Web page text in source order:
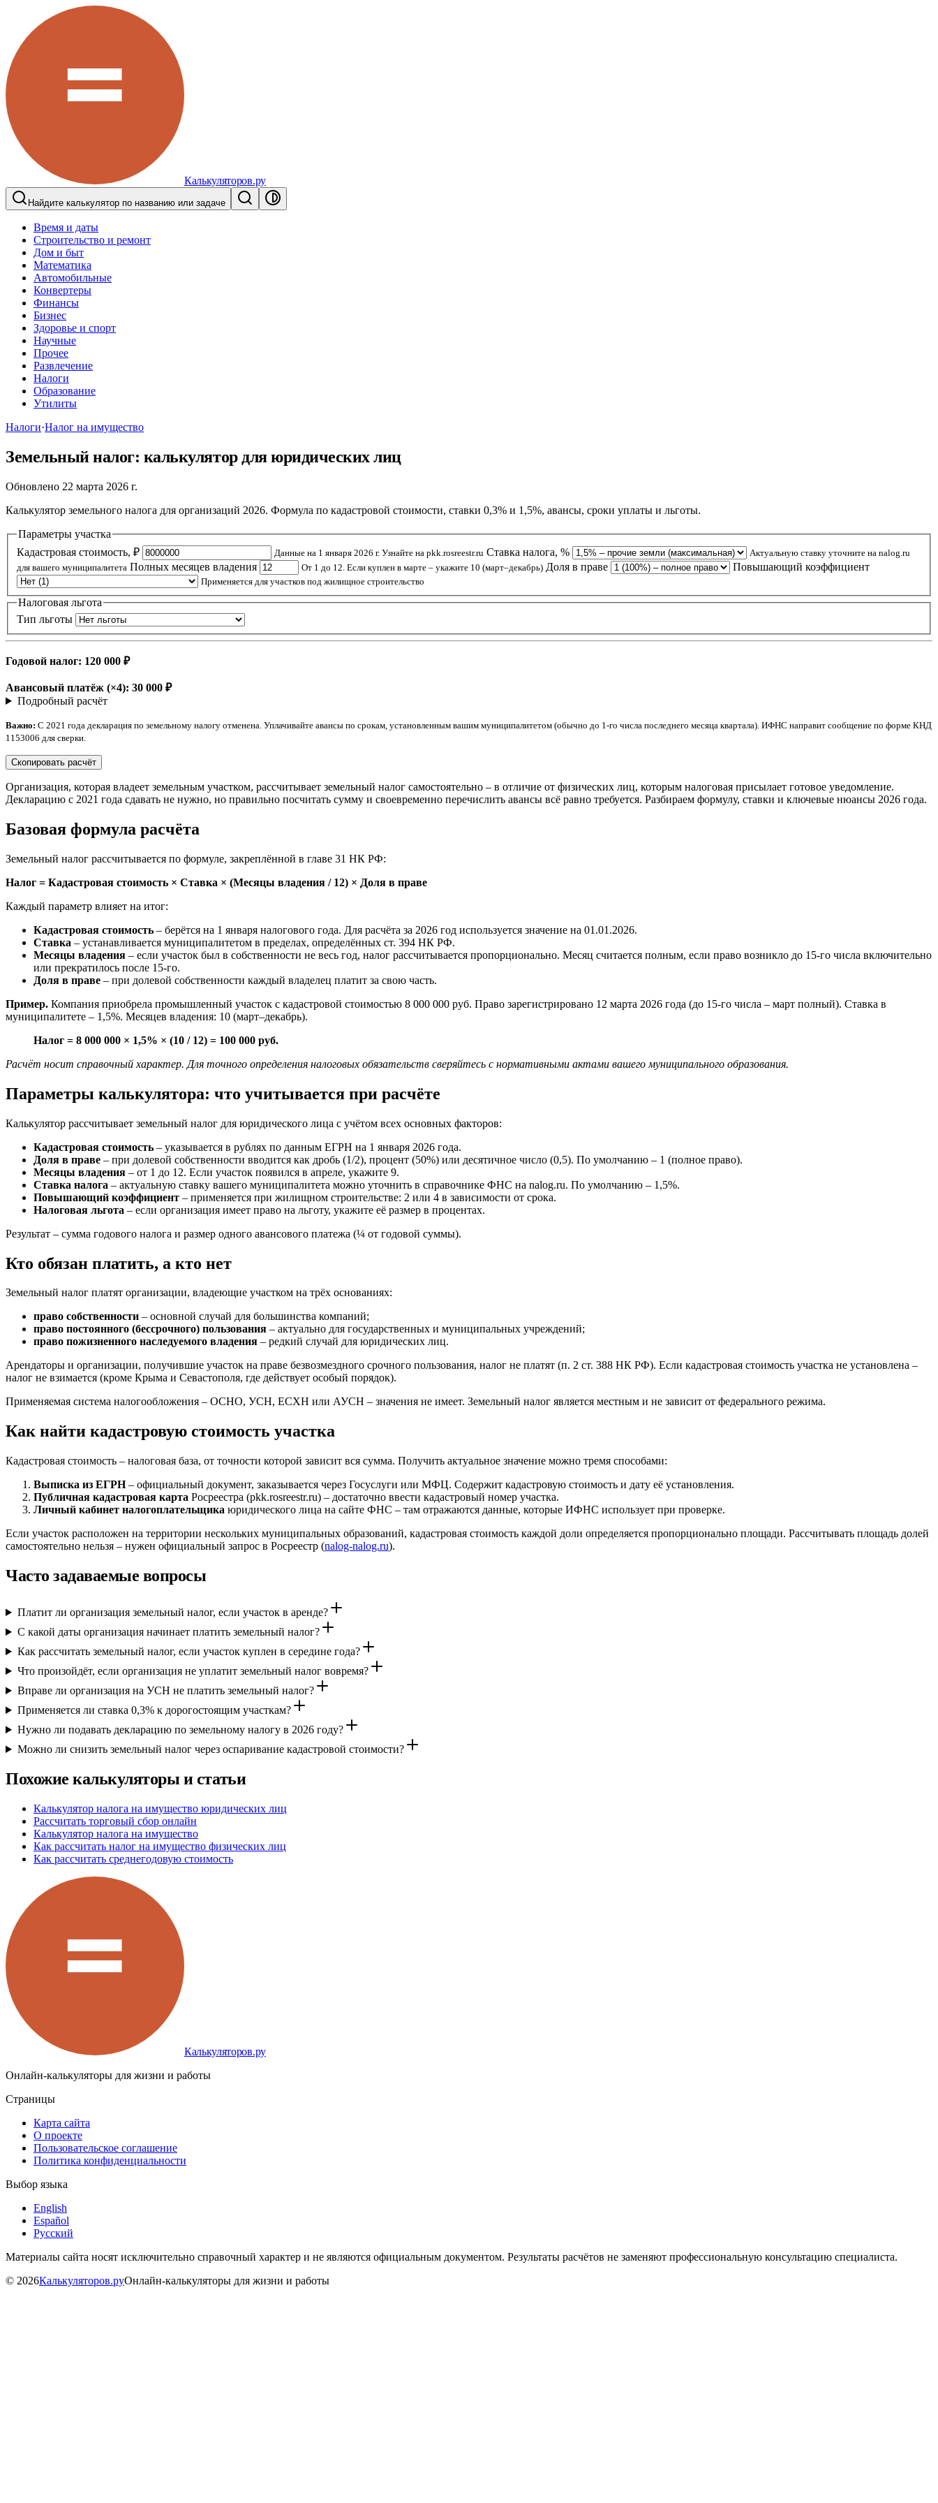
Калькуляторов.ру
Найдите калькулятор по названию или задаче
Время и даты
Строительство и ремонт
Дом и быт
Математика
Автомобильные
Конвертеры
Финансы
Бизнес
Здоровье и спорт
Научные
Прочее
Развлечение
Налоги
Образование
Утилиты
Налоги·Налог на имущество
Земельный налог: калькулятор для юридических лиц
Обновлено 22 марта 2026 г.
Калькулятор земельного налога для организаций 2026. Формула по кадастровой стоимости, ставки 0,3% и 1,5%, авансы, сроки уплаты и льготы.
Параметры участка
Кадастровая стоимость, ₽
Данные на 1 января 2026 г. Узнайте на pkk.rosreestr.ru Ставка налога, %
Актуальную ставку уточните на nalog.ru
для вашего муниципалитета Полных месяцев владения От 1 до 12. Если куплен в марте – укажите 10 (март–декабрь) Доля в праве Повышающий коэффициент
Применяется для участков под жилищное строительство
Налоговая льгота
Тип льготы
Годовой налог: 120 000 ₽
Авансовый платёж (×4): 30 000 ₽
Подробный расчёт
Важно: С 2021 года декларация по земельному налогу отменена. Уплачивайте авансы по срокам, установленным вашим муниципалитетом (обычно до 1-го числа последнего месяца квартала). ИФНС направит сообщение по форме КНД
1153006 для сверки.
Скопировать расчёт
Организация, которая владеет земельным участком, рассчитывает земельный налог самостоятельно – в отличие от физических лиц, которым налоговая присылает готовое уведомление.
Декларацию с 2021 года сдавать не нужно, но правильно посчитать сумму и своевременно перечислить авансы всё равно требуется. Разбираем формулу, ставки и ключевые нюансы 2026 года.
Базовая формула расчёта
Земельный налог рассчитывается по формуле, закреплённой в главе 31 НК РФ:
Налог = Кадастровая стоимость × Ставка × (Месяцы владения / 12) × Доля в праве
Каждый параметр влияет на итог:
Кадастровая стоимость – берётся на 1 января налогового года. Для расчёта за 2026 год используется значение на 01.01.2026.
Ставка – устанавливается муниципалитетом в пределах, определённых ст. 394 НК РФ.
Месяцы владения – если участок был в собственности не весь год, налог рассчитывается пропорционально. Месяц считается полным, если право возникло до 15-го числа включительно
или прекратилось после 15-го.
Доля в праве – при долевой собственности каждый владелец платит за свою часть.
Пример. Компания приобрела промышленный участок с кадастровой стоимостью 8 000 000 руб. Право зарегистрировано 12 марта 2026 года (до 15-го числа – март полный). Ставка в
муниципалитете – 1,5%. Месяцев владения: 10 (март–декабрь).
Налог = 8 000 000 × 1,5% × (10 / 12) = 100 000 руб.
Расчёт носит справочный характер. Для точного определения налоговых обязательств сверяйтесь с нормативными актами вашего муниципального образования.
Параметры калькулятора: что учитывается при расчёте
Калькулятор рассчитывает земельный налог для юридического лица с учётом всех основных факторов:
Кадастровая стоимость – указывается в рублях по данным ЕГРН на 1 января 2026 года.
Доля в праве – при долевой собственности вводится как дробь (1/2), процент (50%) или десятичное число (0,5). По умолчанию – 1 (полное право).
Месяцы владения – от 1 до 12. Если участок появился в апреле, укажите 9.
Ставка налога – актуальную ставку вашего муниципалитета можно уточнить в справочнике ФНС на nalog.ru. По умолчанию – 1,5%.
Повышающий коэффициент – применяется при жилищном строительстве: 2 или 4 в зависимости от срока.
Налоговая льгота – если организация имеет право на льготу, укажите её размер в процентах.
Результат – сумма годового налога и размер одного авансового платежа (¼ от годовой суммы).
Кто обязан платить, а кто нет
Земельный налог платят организации, владеющие участком на трёх основаниях:
право собственности – основной случай для большинства компаний;
право постоянного (бессрочного) пользования – актуально для государственных и муниципальных учреждений;
право пожизненного наследуемого владения – редкий случай для юридических лиц.
Арендаторы и организации, получившие участок на праве безвозмездного срочного пользования, налог не платят (п. 2 ст. 388 НК РФ). Если кадастровая стоимость участка не установлена –
налог не взимается (кроме Крыма и Севастополя, где действует особый порядок).
Применяемая система налогообложения – ОСНО, УСН, ЕСХН или АУСН – значения не имеет. Земельный налог является местным и не зависит от федерального режима.
Как найти кадастровую стоимость участка
Кадастровая стоимость – налоговая база, от точности которой зависит вся сумма. Получить актуальное значение можно тремя способами:
Выписка из ЕГРН– официальный документ, заказывается через Госуслуги или МФЦ. Содержит кадастровую стоимость и дату её установления.
Публичная кадастровая карта Росреестра (pkk.rosreestr.ru) – достаточно ввести кадастровый номер участка.
Личный кабинет налогоплательщика юридического лица на сайте ФНС – там отражаются данные, которые ИФНС использует при проверке.
Если участок расположен на территории нескольких муниципальных образований, кадастровая стоимость каждой доли определяется пропорционально площади. Рассчитывать площадь долей
самостоятельно нельзя – нужен официальный запрос в Росреестр (nalog-nalog.ru).
Часто задаваемые вопросы
Платит ли организация земельный налог, если участок в аренде?
С какой даты организация начинает платить земельный налог?
Как рассчитать земельный налог, если участок куплен в середине года?
Что произойдёт, если организация не уплатит земельный налог вовремя?
Вправе ли организация на УСН не платить земельный налог?
Применяется ли ставка 0,3% к дорогостоящим участкам?
Нужно ли подавать декларацию по земельному налогу в 2026 году?
Можно ли снизить земельный налог через оспаривание кадастровой стоимости?
Похожие калькуляторы и статьи
Калькулятор налога на имущество юридических лиц
Рассчитать торговый сбор онлайн
Калькулятор налога на имущество
Как рассчитать налог на имущество физических лиц
Как рассчитать среднегодовую стоимость
Калькуляторов.ру
Онлайн-калькуляторы для жизни и работы
Страницы
Карта сайта
О проекте
Пользовательское соглашение
Политика конфиденциальности
Выбор языка
English
Español
Русский
Материалы сайта носят исключительно справочный характер и не являются официальным документом. Результаты расчётов не заменяют профессиональную консультацию специалиста.
© 2026Калькуляторов.руОнлайн-калькуляторы для жизни и работы